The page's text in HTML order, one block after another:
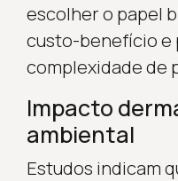
escolher o papel
custo-benefício e
complexidade de
Impacto
ambiental
Estudos indicam